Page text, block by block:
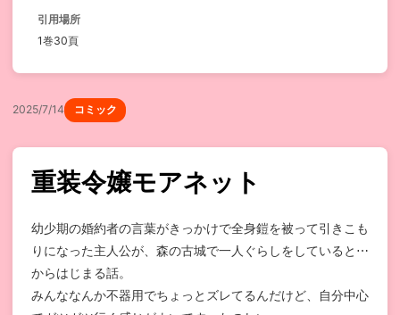
引用場所
1巻30頁
2025/7/14 コミック
重装令嬢モアネット
幼少期の婚約者の言葉がきっかけで全身鎧を被って引きこも
りになった主人公が、森の古城で一人ぐらしをしていると⋯
からはじまる話。
みんななんか不器用でちょっとズレてるんだけど、自分中心